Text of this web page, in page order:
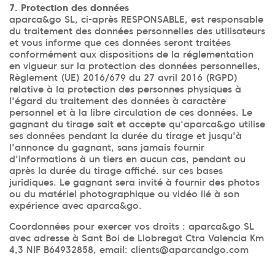
7. Protection des données
aparca&go SL, ci-après RESPONSABLE, est responsable
du traitement des données personnelles des utilisateurs
et vous informe que ces données seront traitées
conformément aux dispositions de la réglementation
en vigueur sur la protection des données personnelles,
Règlement (UE) 2016/679 du 27 avril 2016 (RGPD)
relative à la protection des personnes physiques à
l'égard du traitement des données à caractère
personnel et à la libre circulation de ces données. Le
gagnant du tirage sait et accepte qu'aparca&go utilise
ses données pendant la durée du tirage et jusqu'à
l'annonce du gagnant, sans jamais fournir
d'informations à un tiers en aucun cas, pendant ou
après la durée du tirage affiché. sur ces bases
juridiques. Le gagnant sera invité à fournir des photos
ou du matériel photographique ou vidéo lié à son
expérience avec aparca&go.
Coordonnées pour exercer vos droits : aparca&go SL
avec adresse à Sant Boi de Llobregat Ctra Valencia Km
4,3 NIF B64932858, email: clients@aparcandgo.com